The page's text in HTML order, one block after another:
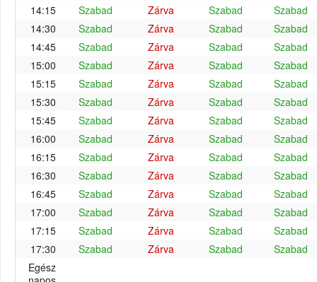
14:15
Szabad Zárva Szabad
Szabad
14:30
Szabad Zárva Szabad
Szabad
14:45
Szabad Zárva Szabad
Szabad
15:00
Szabad Zárva Szabad
Szabad
15:15
Szabad Zárva Szabad
Szabad
15:30
Szabad Zárva Szabad
Szabad
15:45
Szabad Zárva Szabad
Szabad
16:00
Szabad Zárva Szabad
Szabad
16:15
Szabad Zárva Szabad
Szabad
16:30
Szabad Zárva Szabad
Szabad
16:45
Szabad Zárva Szabad
Szabad
17:00
Szabad Zárva Szabad
Szabad
17:15
Szabad Zárva Szabad
Szabad
17:30
Szabad Zárva Szabad
Szabad
Egész